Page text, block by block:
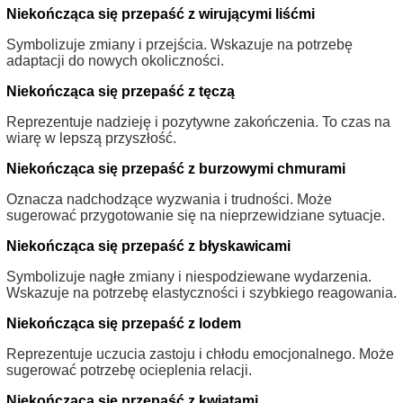
Niekończąca się przepaść z wirującymi liśćmi
Symbolizuje zmiany i przejścia. Wskazuje na potrzebę
adaptacji do nowych okoliczności.
Niekończąca się przepaść z tęczą
Reprezentuje nadzieję i pozytywne zakończenia. To czas na
wiarę w lepszą przyszłość.
Niekończąca się przepaść z burzowymi chmurami
Oznacza nadchodzące wyzwania i trudności. Może
sugerować przygotowanie się na nieprzewidziane sytuacje.
Niekończąca się przepaść z błyskawicami
Symbolizuje nagłe zmiany i niespodziewane wydarzenia.
Wskazuje na potrzebę elastyczności i szybkiego reagowania.
Niekończąca się przepaść z lodem
Reprezentuje uczucia zastoju i chłodu emocjonalnego. Może
sugerować potrzebę ocieplenia relacji.